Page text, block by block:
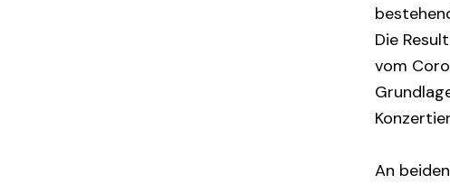
Die
vom
An